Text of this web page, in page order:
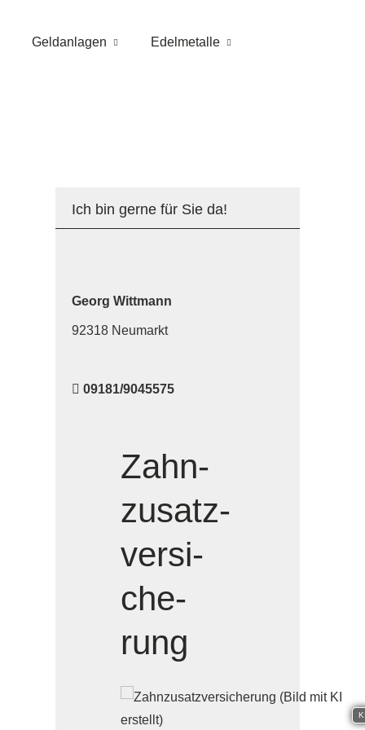
Geldanlagen Edelmetalle
Ich bin gerne für Sie da!
Georg Wittmann
92318 Neumarkt
09181/9045575
Zahn­
zu­satz­
ver­si­
che­
rung